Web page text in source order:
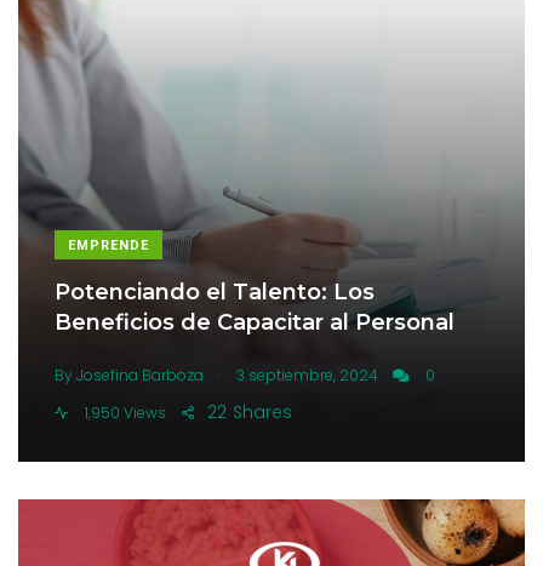
EMPRENDE
Potenciando el Talento: Los
Beneficios de Capacitar al Personal
By Josefina Barboza . 3 septiembre, 2024
0
1,950 Views
Shares
22